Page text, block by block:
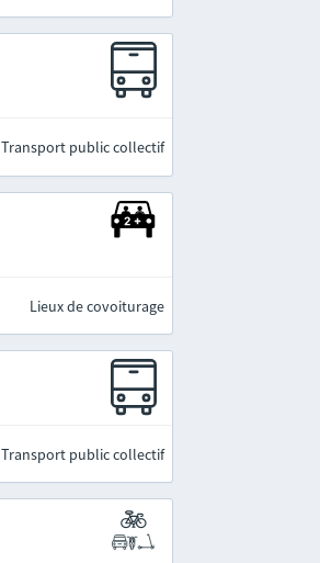
Transport public collectif
Lieux de covoiturage
Transport public collectif